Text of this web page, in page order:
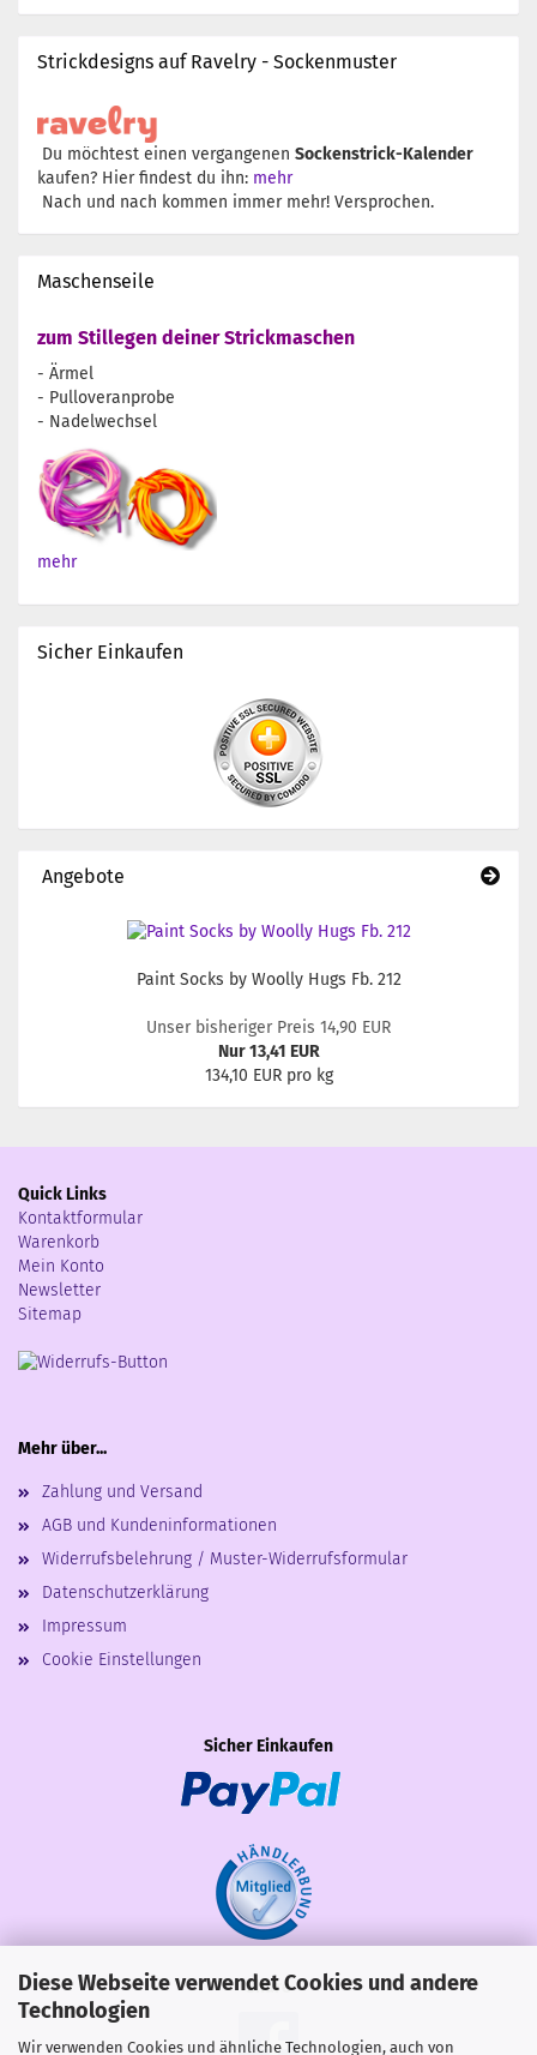
Diese Webseite verwendet Cookies und andere
Technologien
Wir verwenden Cookies und ähnliche Technologien, auch von
Strickdesigns auf Ravelry - Sockenmuster
Du möchtest einen vergangenen Sockenstrick-Kalender
kaufen? Hier findest du ihn: mehr
Nach und nach kommen immer mehr! Versprochen.
Maschenseile
zum Stillegen deiner Strickmaschen
- Ärmel
- Pulloveranprobe
- Nadelwechsel
mehr
Sicher Einkaufen
Angebote
Paint Socks by Woolly Hugs Fb. 212
Unser bisheriger Preis 14,90 EUR
Nur 13,41 EUR
134,10 EUR pro kg
Quick Links
Kontaktformular
Warenkorb
Mein Konto
Newsletter
Sitemap
Mehr über...
Zahlung und Versand
AGB und Kundeninformationen
Widerrufsbelehrung / Muster-Widerrufsformular
Datenschutzerklärung
Impressum
Cookie Einstellungen
Sicher Einkaufen
Share